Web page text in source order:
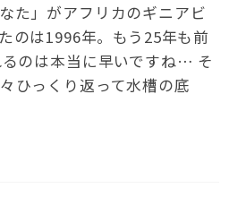
た」がアフリカのギニアビ
のは1996年。もう25年も前
のは本当に早いですね… そ
ひっくり返って水槽の底